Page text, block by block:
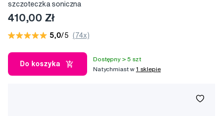
szczoteczka soniczna
410,00 Zł
5,0/5 (74x)
Do koszyka
Dostępny > 5 szt
Natychmiast w1 sklepie